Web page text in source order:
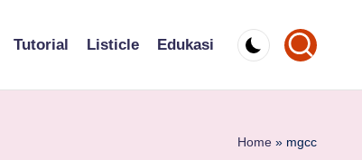
Tutorial Listicle Edukasi
Home » mgcc